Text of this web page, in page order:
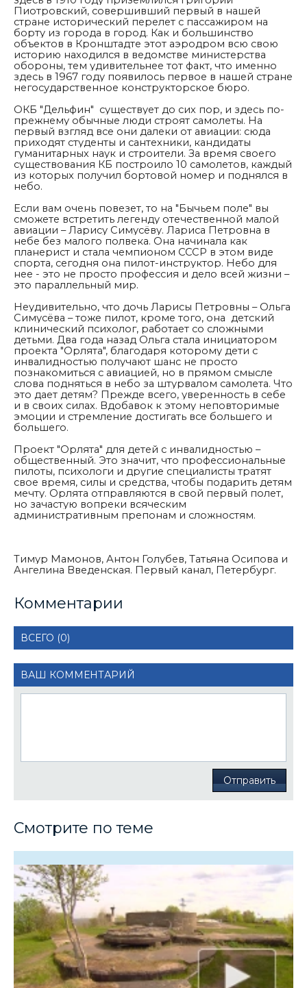
Пиотровский, совершивший первый в нашей
стране исторический перелет с пассажиром на
борту из города в город. Как и большинство
объектов в Кронштадте этот аэродром всю свою
историю находился в ведомстве министерства
обороны, тем удивительнее тот факт, что именно
здесь в 1967 году появилось первое в нашей стране
негосударственное конструкторское бюро.
ОКБ "Дельфин" существует до сих пор, и здесь по-
прежнему обычные люди строят самолеты. На
первый взгляд все они далеки от авиации: сюда
приходят студенты и сантехники, кандидаты
гуманитарных наук и строители. За время своего
существования КБ построило 10 самолетов, каждый
из которых получил бортовой номер и поднялся в
небо.
Если вам очень повезет, то на "Бычьем поле" вы
сможете встретить легенду отечественной малой
авиации – Ларису Симусёву. Лариса Петровна в
небе без малого полвека. Она начинала как
планерист и стала чемпионом СССР в этом виде
спорта, сегодня она пилот-инструктор. Небо для
нее - это не просто профессия и дело всей жизни –
это параллельный мир.
Неудивительно, что дочь Ларисы Петровны – Ольга
Симусёва – тоже пилот, кроме того, она детский
клинический психолог, работает со сложными
детьми. Два года назад Ольга стала инициатором
проекта "Орлята", благодаря которому дети с
инвалидностью получают шанс не просто
познакомиться с авиацией, но в прямом смысле
слова подняться в небо за штурвалом самолета. Что
это дает детям? Прежде всего, уверенность в себе
и в своих силах. Вдобавок к этому неповторимые
эмоции и стремление достигать все большего и
большего.
Проект "Орлята" для детей с инвалидностью –
общественный. Это значит, что профессиональные
пилоты, психологи и другие специалисты тратят
свое время, силы и средства, чтобы подарить детям
мечту. Орлята отправляются в свой первый полет,
но зачастую вопреки всяческим
административным препонам и сложностям.
Тимур Мамонов, Антон Голубев, Татьяна Осипова и
Ангелина Введенская. Первый канал, Петербург.
Комментарии
ВСЕГО (0)
ВАШ КОММЕНТАРИЙ
Отправить
Смотрите по теме